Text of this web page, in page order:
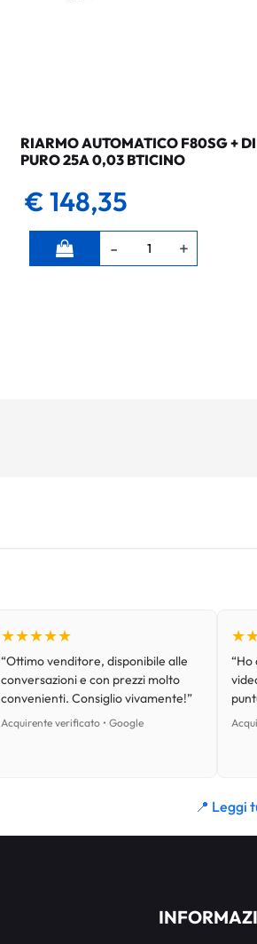
RIARMO AUTOMATICO F80SG +
PURO 25A 0,03 BTICINO
€ 148,35
Quantità
★★★★★
“Ottimo venditore, disponibile alle
conversazioni e con prezzi molto
convenienti. Consiglio vivamente!”
Acquirente verificato • Google
“Ho
📍 Leggi